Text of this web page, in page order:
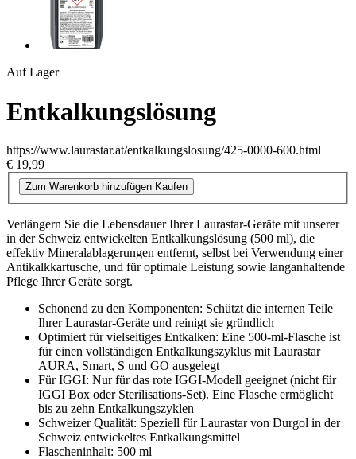
Auf Lager
Entkalkungslösung
https://www.laurastar.at/entkalkungslosung/425-0000-600.html
€ 19,99
Zum Warenkorb hinzufügen Kaufen
Verlängern Sie die Lebensdauer Ihrer Laurastar-Geräte mit unserer
in der Schweiz entwickelten Entkalkungslösung (500 ml), die
effektiv Mineralablagerungen entfernt, selbst bei Verwendung einer
Antikalkkartusche, und für optimale Leistung sowie langanhaltende
Pflege Ihrer Geräte sorgt.
Schonend zu den Komponenten: Schützt die internen Teile
Ihrer Laurastar-Geräte und reinigt sie gründlich
Optimiert für vielseitiges Entkalken: Eine 500-ml-Flasche ist
für einen vollständigen Entkalkungszyklus mit Laurastar
AURA, Smart, S und GO ausgelegt
Für IGGI: Nur für das rote IGGI-Modell geeignet (nicht für
IGGI Box oder Sterilisations-Set). Eine Flasche ermöglicht
bis zu zehn Entkalkungszyklen
Schweizer Qualität: Speziell für Laurastar von Durgol in der
Schweiz entwickeltes Entkalkungsmittel
Flascheninhalt: 500 ml